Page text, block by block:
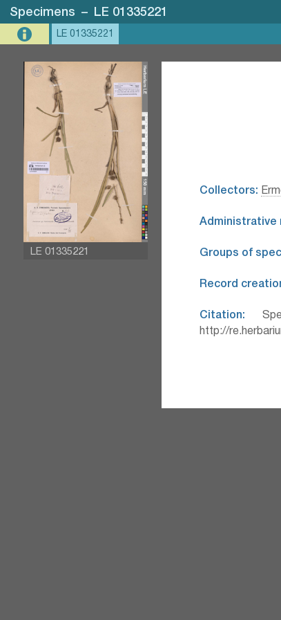
Specimens – LE 01335221
LE 01335221
LE 01335221
Collectors:
Administrative
Groups of
Record
Citation:
http://